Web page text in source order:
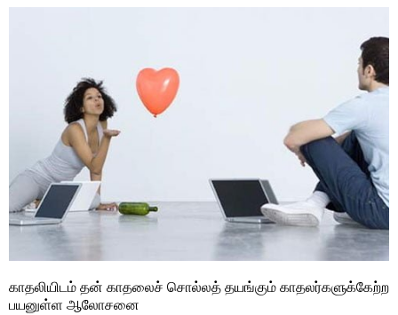
காதலியிடம் தன் காதலைச் சொல்ல‍த் தயங்கும் காதலர்களுக்கேற்ற‌
பயனுள்ள‍ ஆலோசனை